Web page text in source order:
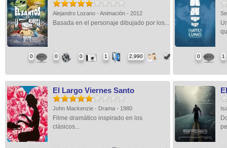
Alejandro Lozano - Animación - 2012
Basada en el personaje dibujado por los...
0 0 0 1 2,990 0 1
El Largo Viernes Santo
John Mackenzie - Drama - 1980
Filme dramático inspirado en los
clásicos...